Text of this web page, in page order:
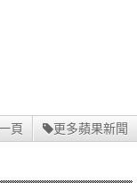
頁 更多蘋果新聞